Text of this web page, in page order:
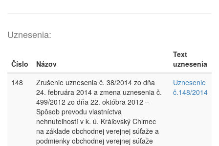
Uznesenia:
Číslo Názov
Text
uznesenia
148
Zrušenie uznesenia č. 38/2014 zo dňa
24. februára 2014 a zmena uznesenia č.
499/2012 zo dňa 22. októbra 2012 –
Spôsob prevodu vlastníctva
nehnuteľností v k. ú. Kráľovský Chlmec
na základe obchodnej verejnej súťaže a
podmienky obchodnej verejnej súťaže
Uznesenie
č.148/2014